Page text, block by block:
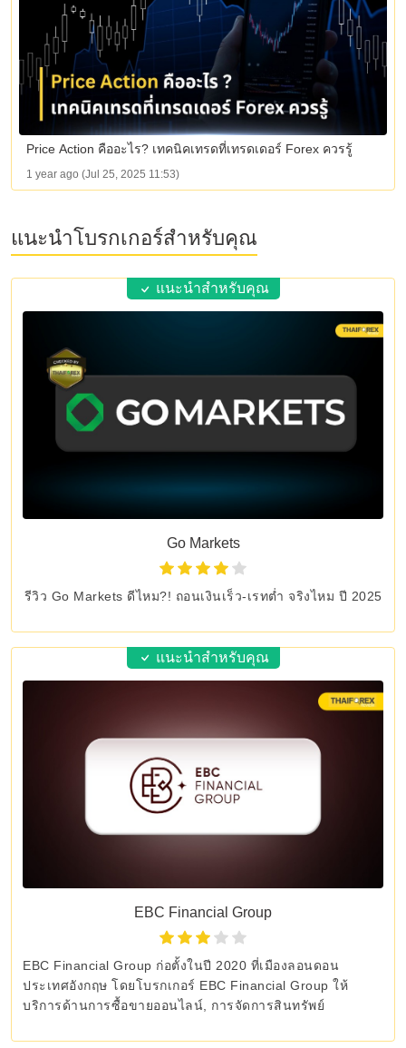
Price Action คืออะไร? เทคนิคเทรดที่เทรดเดอร์ Forex ควรรู้
1 year ago (Jul 25, 2025 11:53)
แนะนำโบรกเกอร์สำหรับคุณ
แนะนำสำหรับคุณ
Go Markets
รีวิว Go Markets ดีไหม?! ถอนเงินเร็ว-เรทต่ำ จริงไหม ปี 2025
แนะนำสำหรับคุณ
EBC Financial Group
EBC Financial Group ก่อตั้งในปี 2020 ที่เมืองลอนดอน
ประเทศอังกฤษ โดยโบรกเกอร์ EBC Financial Group ให้
บริการด้านการซื้อขายออนไลน์, การจัดการสินทรัพย์